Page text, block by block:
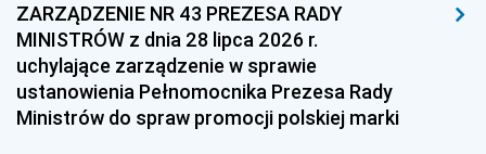
ZARZĄDZENIE NR 43 PREZESA RADY
MINISTRÓW z dnia 28 lipca 2026 r.
uchylające zarządzenie w sprawie
ustanowienia Pełnomocnika Prezesa Rady
Ministrów do spraw promocji polskiej marki